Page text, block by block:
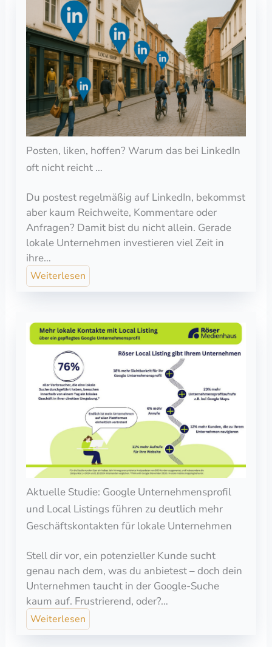
Posten, liken, hoffen? Warum das bei LinkedIn
oft nicht reicht …
Du postest regelmäßig auf LinkedIn, bekommst
aber kaum Reichweite, Kommentare oder
Anfragen? Damit bist du nicht allein. Gerade
lokale Unternehmen investieren viel Zeit in
ihre…
Weiterlesen
Aktuelle Studie: Google Unternehmensprofil
und Local Listings führen zu deutlich mehr
Geschäftskontakten für lokale Unternehmen
Stell dir vor, ein potenzieller Kunde sucht
genau nach dem, was du anbietest – doch dein
Unternehmen taucht in der Google-Suche
kaum auf. Frustrierend, oder?…
Weiterlesen